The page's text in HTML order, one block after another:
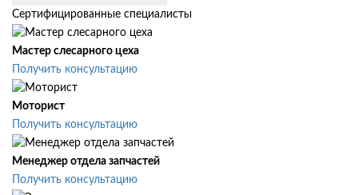
Сертифицированные специалисты
Мастер слесарного цеха
Получить консультацию
Моторист
Получить консультацию
Менеджер отдела запчастей
Получить консультацию